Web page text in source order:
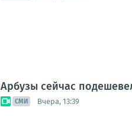
Арбузы сейчас
СМИ Вчера, 13:39